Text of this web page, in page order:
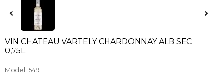
VIN CHATEAU VARTELY CHARDONNAY ALB SEC
0,75L
Model 5491